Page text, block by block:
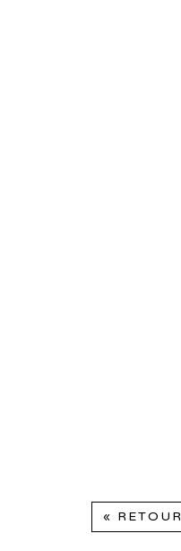
« RETOUR